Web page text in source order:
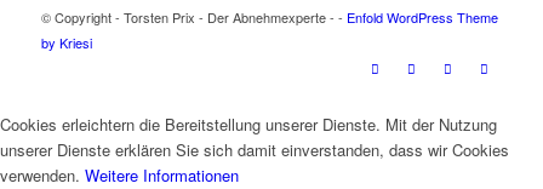
© Copyright - Torsten Prix - Der Abnehmexperte - - Enfold WordPress Theme
by Kriesi
Cookies erleichtern die Bereitstellung unserer Dienste. Mit der Nutzung
unserer Dienste erklären Sie sich damit einverstanden, dass wir Cookies
verwenden. Weitere Informationen